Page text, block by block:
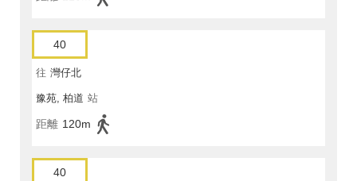
40
往 灣仔北
豫苑, 柏道 站
距離 120m
40